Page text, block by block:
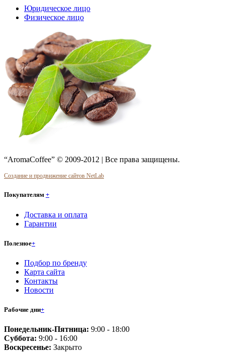
Юридическое лицо
Физическое лицо
“AromaCoffee” © 2009-2012 | Все права защищены.
Создание и продвижение сайтов NetLab
Покупателям +
Доставка и оплата
Гарантии
Полезное+
Подбор по бренду
Карта сайта
Контакты
Новости
Рабочие дни+
Понедельник-Пятница: 9:00 - 18:00
Суббота: 9:00 - 16:00
Воскресенье: Закрыто